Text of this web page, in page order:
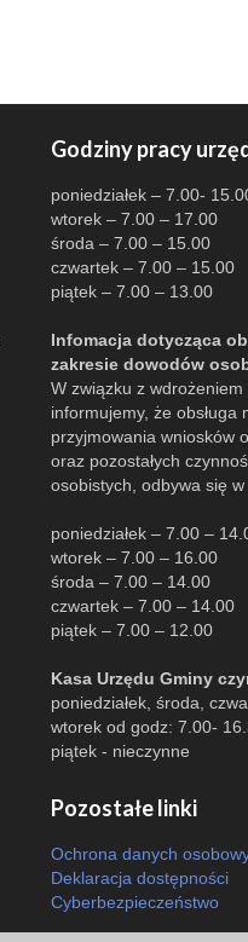
Godziny pracy
poniedziałek – 7.00-
wtorek – 7.00 – 17.00
środa – 7.00 – 15.00
czwartek – 7.00 – 15.00
piątek – 7.00 – 13.00
Infomacja dotycząca
zakresie dowodów
W związku z
informujemy, że obsługa
przyjmowania wniosków
oraz pozostałych
osobistych, odbywa się
poniedziałek – 7.00 –
wtorek – 7.00 – 16.00
środa – 7.00 – 14.00
czwartek – 7.00 – 14.00
piątek – 7.00 – 12.00
Kasa Urzędu Gminy
poniedziałek, środa,
wtorek od godz: 7.00-
piątek - nieczynne
Pozostałe linki
Ochrona danych
Deklaracja dostępności
Cyberbezpieczeństwo